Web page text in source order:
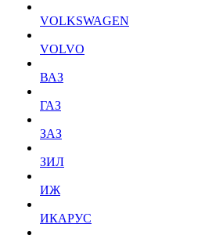
VOLKSWAGEN
VOLVO
ВАЗ
ГАЗ
ЗАЗ
ЗИЛ
ИЖ
ИКАРУС